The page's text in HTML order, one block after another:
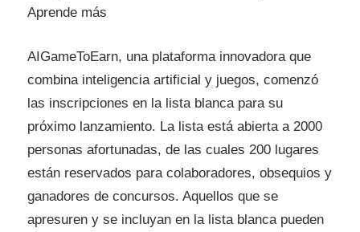
Aprende más
AIGameToEarn, una plataforma innovadora que
combina inteligencia artificial y juegos, comenzó
las inscripciones en la lista blanca para su
próximo lanzamiento. La lista está abierta a 2000
personas afortunadas, de las cuales 200 lugares
están reservados para colaboradores, obsequios y
ganadores de concursos. Aquellos que se
apresuren y se incluyan en la lista blanca pueden